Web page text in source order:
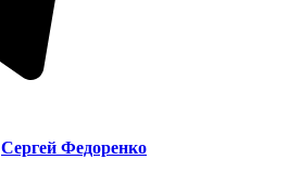
Сергей Федоренко